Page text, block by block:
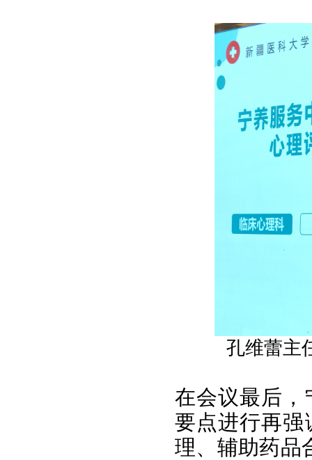
孔维蕾主
在会议最后，
要点进行再强
理、辅助药品